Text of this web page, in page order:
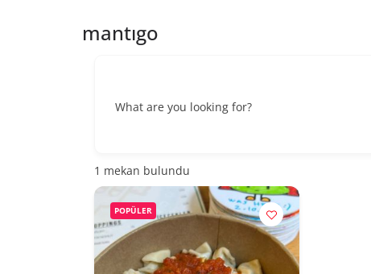
mantıgo
What are you looking for?
1 mekan bulundu
POPÜLER